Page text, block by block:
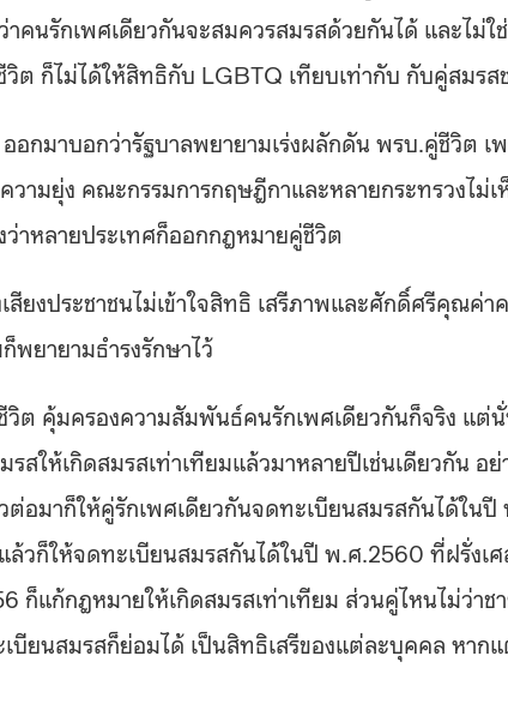
คนรักเพศเดียวกันจะสมควรสมรสด้วยกันได้ และไม่ใ
วิต ก็ไม่ได้ให้สิทธิกับ LGBTQ เทียบเท่ากับ กับคู่สมร
อกมาบอกว่ารัฐบาลพยายามเร่งผลักดัน พรบ.คู่ชีวิต เ
วามยุ่ง คณะกรรมการกฤษฎีกาและหลายกระทรวงไม่
าหลายประเทศก็ออกกฎหมายคู่ชีวิต
สียงประชาชนไม่เข้าใจสิทธิ เสรีภาพและศักดิ์ศรีคุณค่
พยายามธำรงรักษาไว้
ต คุ้มครองความสัมพันธ์คนรักเพศเดียวกันก็จริง แต่
สให้เกิดสมรสเท่าเทียมแล้วมาหลายปีเช่นเดียวกัน อ
อมาก็ให้คู่รักเพศเดียวกันจดทะเบียนสมรสกันได้ใน
วก็ให้จดทะเบียนสมรสกันได้ในปี พ.ศ.2560 ที่ฝรั่งเ
ก็แก้กฎหมายให้เกิดสมรสเท่าเทียม ส่วนคู่ไหนไม่ว่าช
บียนสมรสก็ย่อมได้ เป็นสิทธิเสรีของแต่ละบุคคล หาก